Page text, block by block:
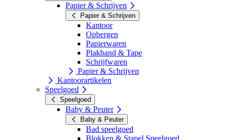
Papier & Schrijven
Papier & Schrijven
Kantoor
Opbergen
Papierwaren
Plakband & Tape
Schrijfwaren
Papier & Schrijven
Kantoorartikelen
Speelgoed
Speelgoed
Baby & Peuter
Baby & Peuter
Bad speelgoed
Blokken & Stapel Speelgoed